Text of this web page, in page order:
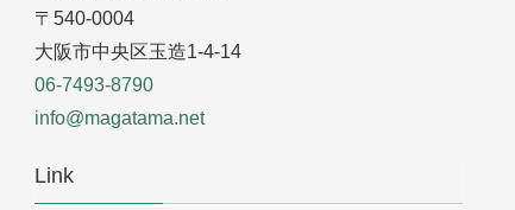
〒540-0004
大阪市中央区玉造1-4-14
06-7493-8790
info@magatama.net
Link